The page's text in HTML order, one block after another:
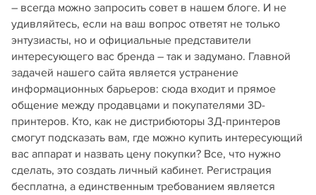
– всегда можно запросить совет в нашем блоге. И не
удивляйтесь, если на ваш вопрос ответят не только
энтузиасты, но и официальные представители
интересующего вас бренда – так и задумано. Главной
задачей нашего сайта является устранение
информационных барьеров: сюда входит и прямое
общение между продавцами и покупателями 3D-
принтеров. Кто, как не дистрибюторы 3Д-принтеров
смогут подсказать вам, где можно купить интересующий
вас аппарат и назвать цену покупки? Все, что нужно
сделать, это создать личный кабинет. Регистрация
бесплатна, а единственным требованием является